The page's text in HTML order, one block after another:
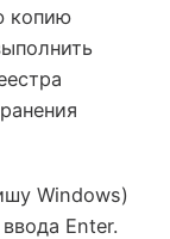
копию
Windows)
Enter.